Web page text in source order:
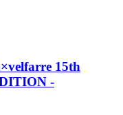
15th
-